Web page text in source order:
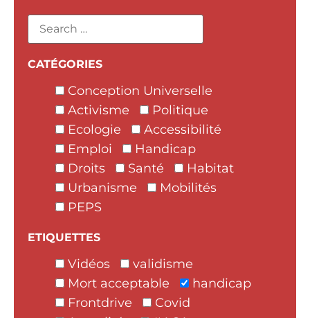
CATÉGORIES
Conception Universelle
Activisme
Politique
Ecologie
Accessibilité
Emploi
Handicap
Droits
Santé
Habitat
Urbanisme
Mobilités
PEPS
ETIQUETTES
Vidéos
validisme
Mort acceptable
handicap
Frontdrive
Covid